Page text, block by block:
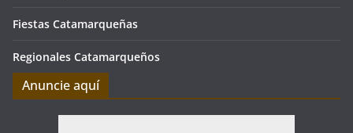
Fiestas Catamarqueñas
Regionales Catamarqueños
Anuncie aquí